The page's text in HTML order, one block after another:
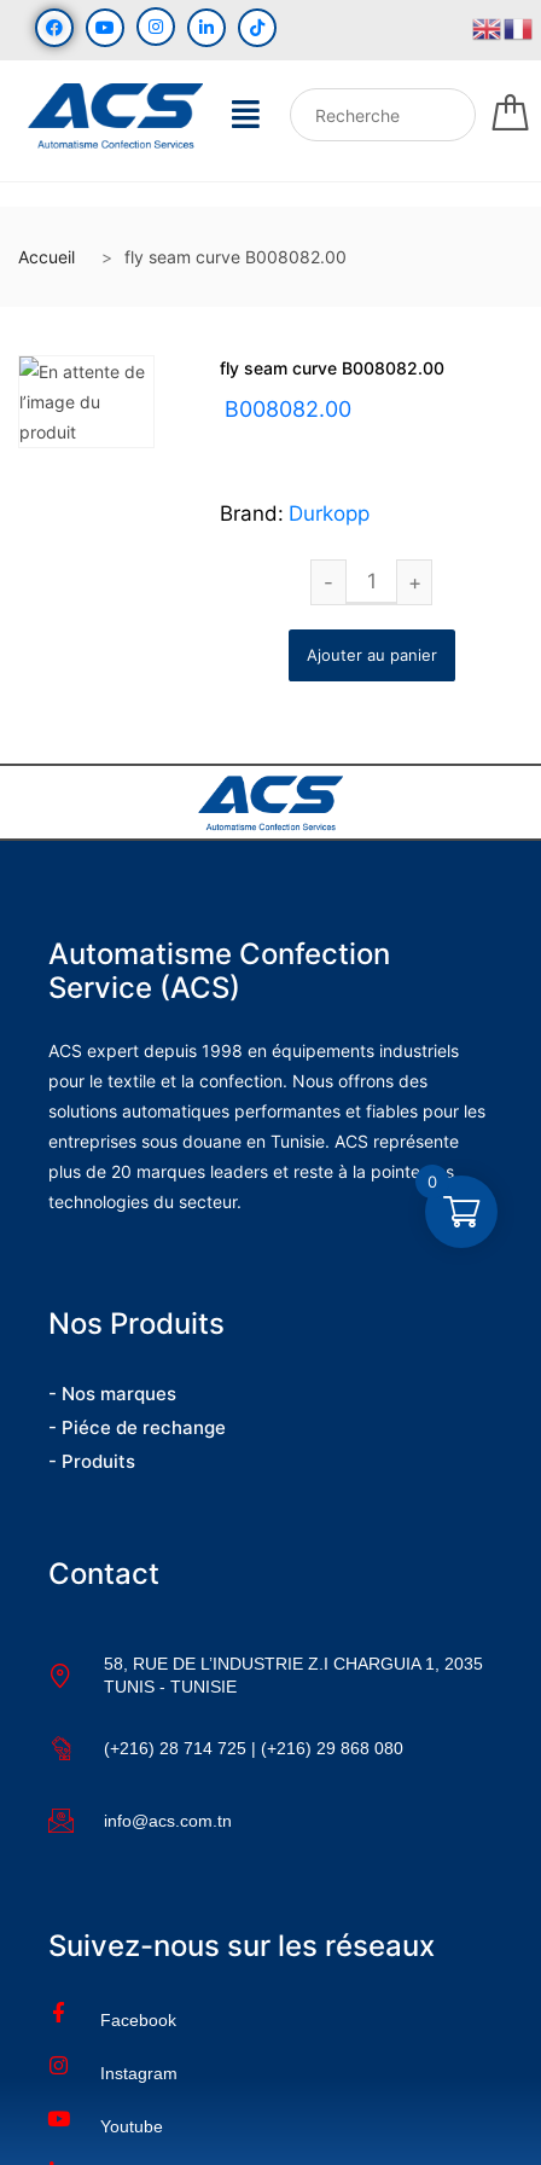
Accueil fly seam curve B008082.00
fly seam curve B008082.00
B008082.00
Brand: Durkopp
Ajouter au panier
Automatisme Confection
Service (ACS)
ACS expert depuis 1998 en équipements industriels
pour le textile et la confection. Nous offrons des
solutions automatiques performantes et fiables pour les
entreprises sous douane en Tunisie. ACS représente
plus de 20 marques leaders et reste à la pointe des
technologies du secteur.
Nos Produits
- Nos marques
- Piéce de rechange
- Produits
Contact
58, RUE DE L’INDUSTRIE Z.I CHARGUIA 1, 2035
TUNIS - TUNISIE
(+216) 28 714 725 | (+216) 29 868 080
info@acs.com.tn
Suivez-nous sur les réseaux
Facebook
Instagram
Youtube
0